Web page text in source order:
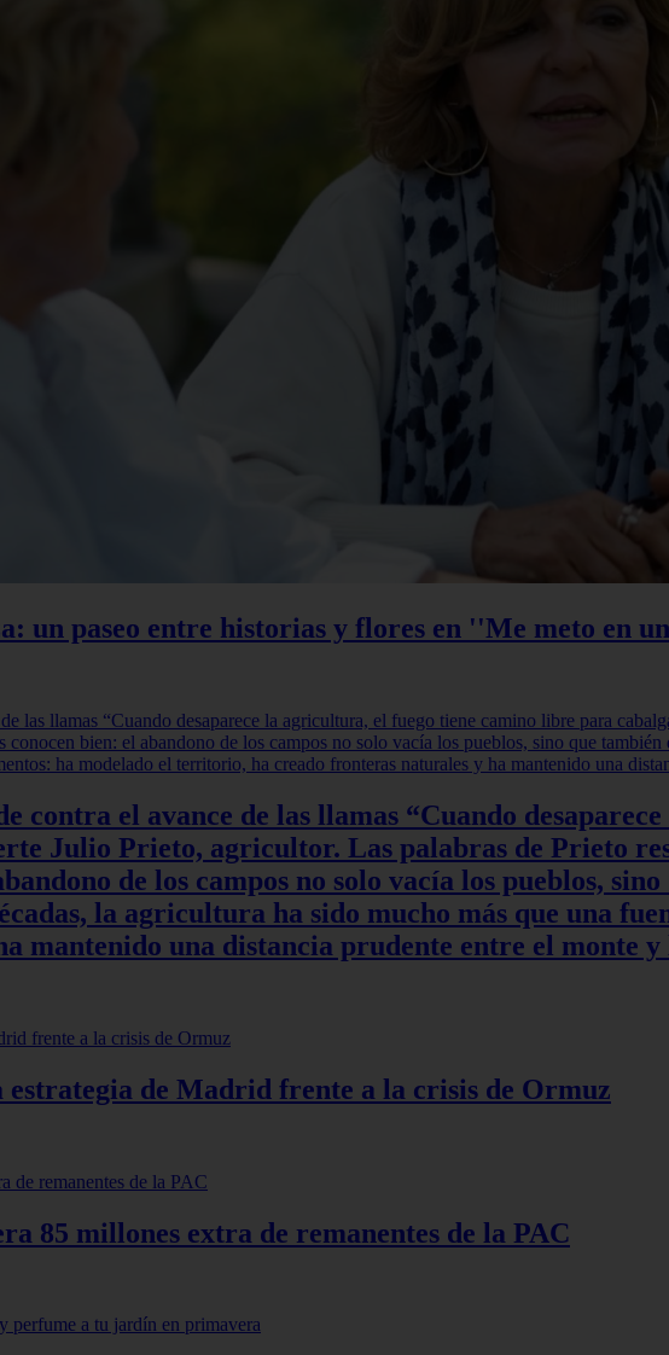
un paseo entre historias y flores en ''Me meto en
contra el avance de las llamas “Cuando
Julio Prieto, agricultor. Las palabras de Prieto
de los campos no solo vacía los pueblos,
la agricultura ha sido mucho más que una
mantenido una distancia prudente entre el monte y
estrategia de Madrid frente a la crisis de Ormuz
85 millones extra de remanentes de la PAC